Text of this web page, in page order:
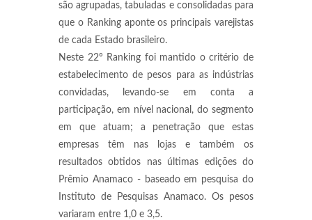
são agrupadas, tabuladas e consolidadas para
que o Ranking aponte os principais varejistas
de cada Estado brasileiro.
Neste 22º Ranking foi mantido o critério de
estabelecimento de pesos para as indústrias
convidadas, levando-se em conta a
participação, em nível nacional, do segmento
em que atuam; a penetração que estas
empresas têm nas lojas e também os
resultados obtidos nas últimas edições do
Prêmio Anamaco - baseado em pesquisa do
Instituto de Pesquisas Anamaco. Os pesos
variaram entre 1,0 e 3,5.